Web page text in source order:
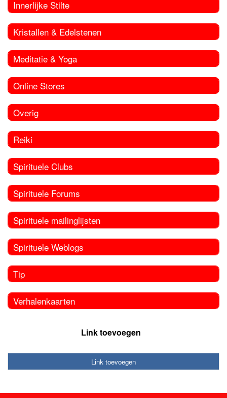
Innerlijke Stilte
Kristallen & Edelstenen
Meditatie & Yoga
Online Stores
Overig
Reiki
Spirituele Clubs
Spirituele Forums
Spirituele mailinglijsten
Spirituele Weblogs
Tip
Verhalenkaarten
Link toevoegen
Link toevoegen